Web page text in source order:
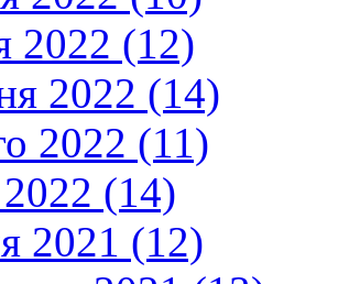
2022 (12)
2022 (14)
2022 (11)
2022 (14)
2021 (12)